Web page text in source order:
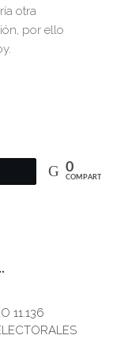
otra
por ello
0
COMPARTIR
11.136